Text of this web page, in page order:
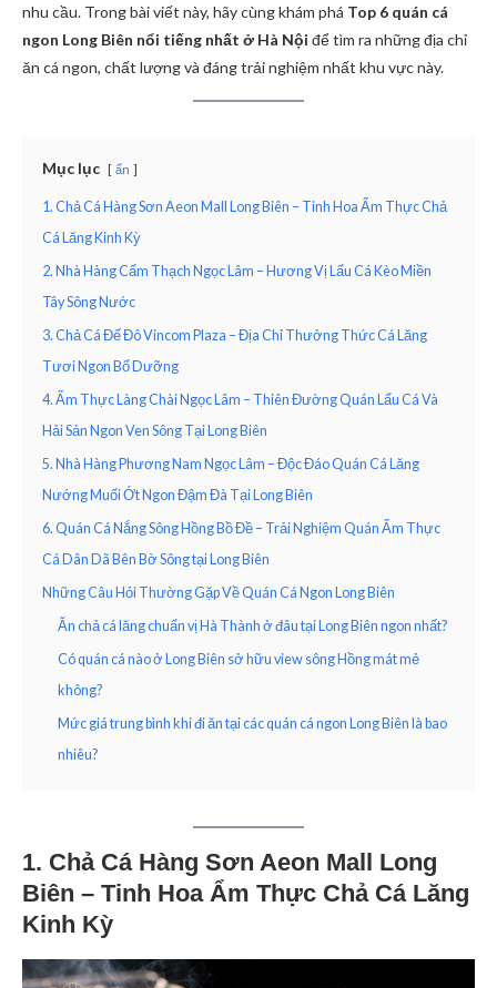
nhu cầu. Trong bài viết này, hãy cùng khám phá Top 6 quán cá
ngon Long Biên nổi tiếng nhất ở Hà Nội để tìm ra những địa chỉ
ăn cá ngon, chất lượng và đáng trải nghiệm nhất khu vực này.
Mục lục ẩn
1. Chả Cá Hàng Sơn Aeon Mall Long Biên – Tinh Hoa Ẩm Thực Chả
Cá Lăng Kinh Kỳ
2. Nhà Hàng Cẩm Thạch Ngọc Lâm – Hương Vị Lẩu Cá Kèo Miền
Tây Sông Nước
3. Chả Cá Đế Đô Vincom Plaza – Địa Chỉ Thưởng Thức Cá Lăng
Tươi Ngon Bổ Dưỡng
4. Ẩm Thực Làng Chài Ngọc Lâm – Thiên Đường Quán Lẩu Cá Và
Hải Sản Ngon Ven Sông Tại Long Biên
5. Nhà Hàng Phương Nam Ngọc Lâm – Độc Đáo Quán Cá Lăng
Nướng Muối Ớt Ngon Đậm Đà Tại Long Biên
6. Quán Cá Nắng Sông Hồng Bồ Đề – Trải Nghiệm Quán Ẩm Thực
Cá Dân Dã Bên Bờ Sông tại Long Biên
Những Câu Hỏi Thường Gặp Về Quán Cá Ngon Long Biên
Ăn chả cá lăng chuẩn vị Hà Thành ở đâu tại Long Biên ngon nhất?
Có quán cá nào ở Long Biên sở hữu view sông Hồng mát mẻ
không?
Mức giá trung bình khi đi ăn tại các quán cá ngon Long Biên là bao
nhiêu?
1. Chả Cá Hàng Sơn Aeon Mall Long
Biên – Tinh Hoa Ẩm Thực Chả Cá Lăng
Kinh Kỳ